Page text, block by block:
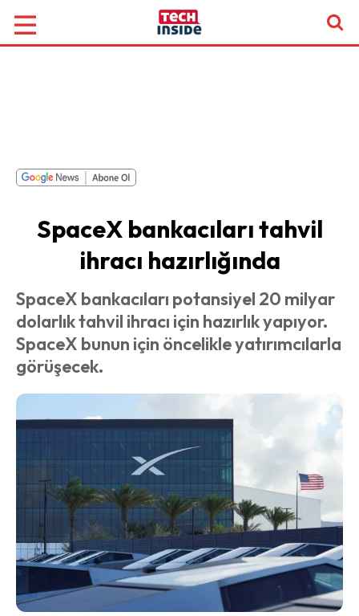
SpaceX bankacıları tahvil
ihracı hazırlığında
SpaceX bankacıları potansiyel 20 milyar
dolarlık tahvil ihracı için hazırlık yapıyor.
SpaceX bunun için öncelikle yatırımcılarla
görüşecek.